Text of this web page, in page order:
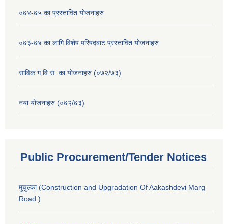
०७४-७५ का प्रस्तावित योजनाहरु
०७३-७४ का लागि विशेष परिषदबाट प्रस्तावित योजनाहरु
साविक ग,वि.स. का योजनाहरु (०७२/७३)
नया योजनाहरु (०७२/७३)
Public Procurement/Tender Notices
मुचुल्का (Construction and Upgradation Of Aakashdevi Marg
Road )